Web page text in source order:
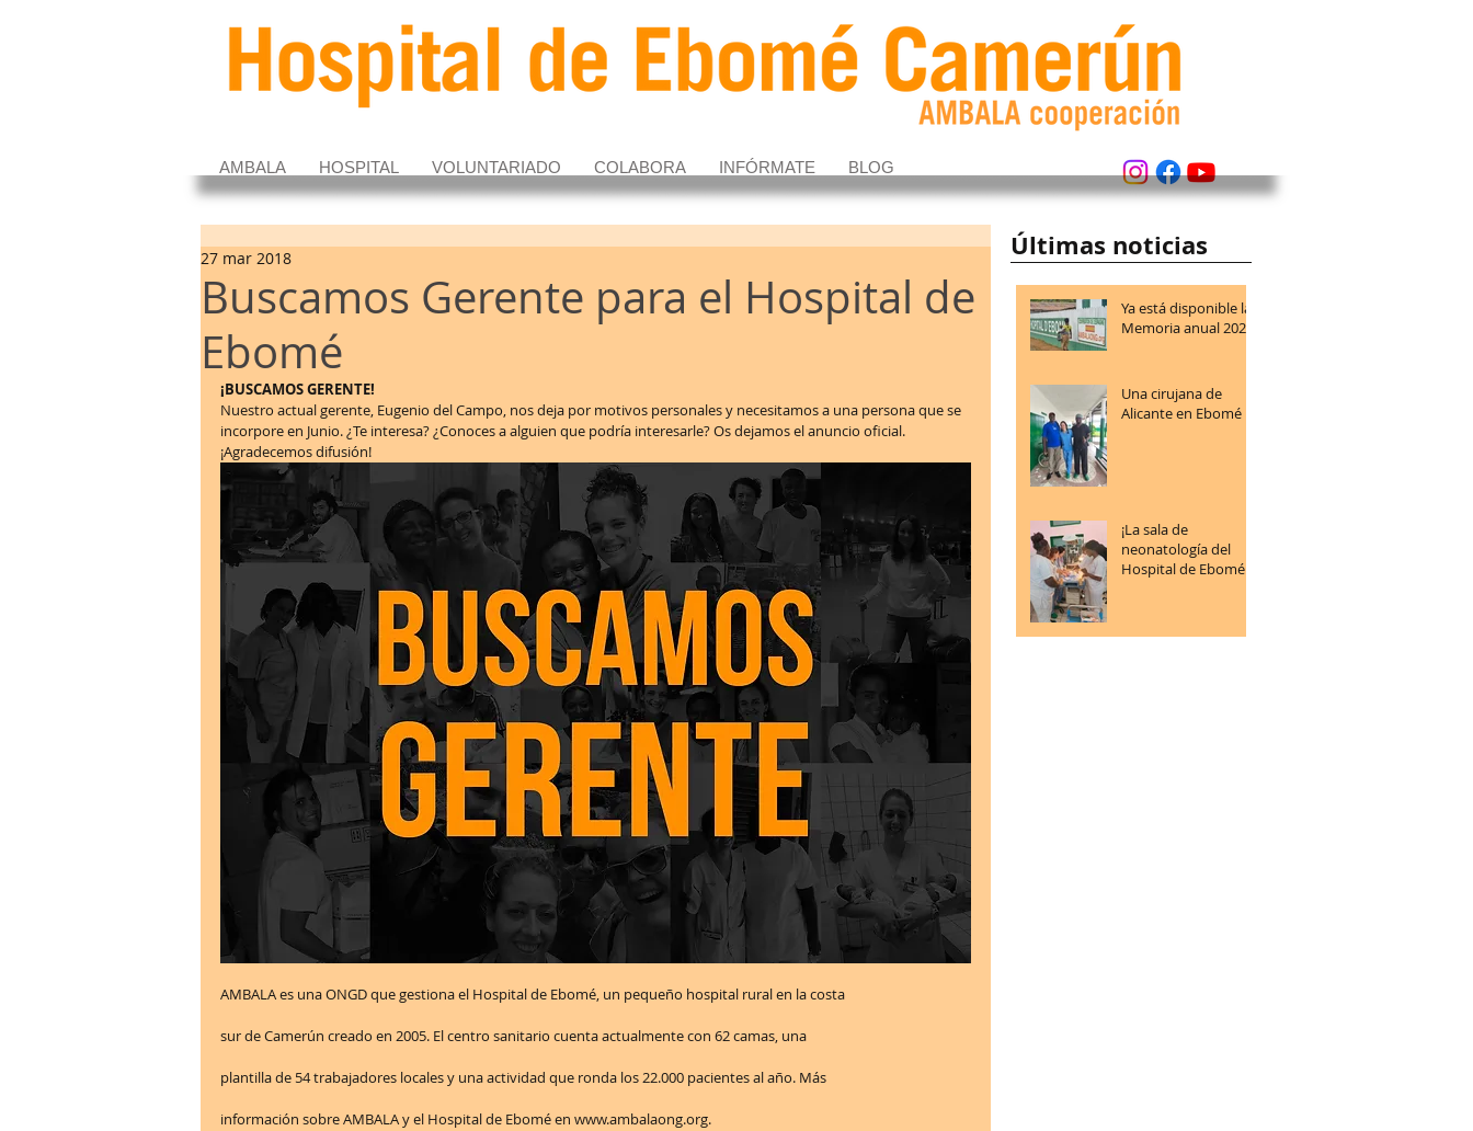
AMBALA HOSPITAL VOLUNTARIADO COLABORA INFÓRMATE BLOG
Buscamos Gerente para el Hospital de
Ebomé
27 mar 2018
¡BUSCAMOS GERENTE!
Nuestro actual gerente, Eugenio del Campo, nos deja por motivos personales y necesitamos a una persona que se
incorpore en Junio. ¿Te interesa? ¿Conoces a alguien que podría interesarle? Os dejamos el anuncio oficial.
¡Agradecemos difusión!
AMBALA es una ONGD que gestiona el Hospital de Ebomé, un pequeño hospital rural en la costa
sur de Camerún creado en 2005. El centro sanitario cuenta actualmente con 62 camas, una
plantilla de 54 trabajadores locales y una actividad que ronda los 22.000 pacientes al año. Más
información sobre AMBALA y el Hospital de Ebomé en www.ambalaong.org.
Últimas noticias
Ya está disponible la
Memoria anual 2025
Una cirujana de
Alicante en Ebomé
¡La sala de
neonatología del
Hospital de Ebomé